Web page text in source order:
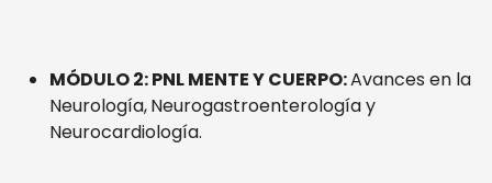
MÓDULO 2: PNL MENTE Y CUERPO:Avances en la
Neurología,Neurogastroenterología y
Neurocardiología.